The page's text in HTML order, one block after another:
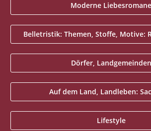
Moderne Liebesromane
Belletristik: Themen, Stoffe, Motive:
Dörfer, Landgemeinden
Auf dem Land, Landleben:
Lifestyle